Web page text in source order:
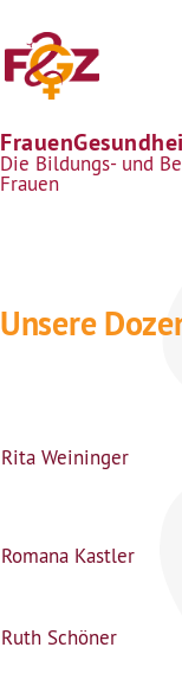
Die Bildungs- und
Frauen
Unsere
Rita Weininger
Romana Kastler
Ruth Schöner